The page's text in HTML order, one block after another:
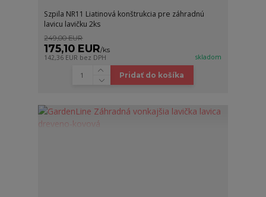
Szpila NR11 Liatinová konštrukcia pre záhradnú
lavicu lavičku 2ks
249,00 EUR
175,10 EUR/ks
142,36 EUR bez DPH skladom
Pridať do košíka